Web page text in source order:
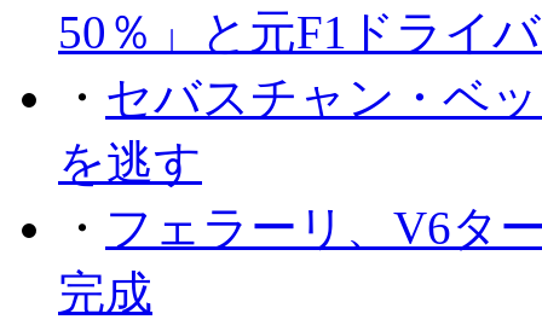
50％」と元F1ドライ
・ セバスチャン・ベ
を逃す
・ フェラーリ、V6タ
完成